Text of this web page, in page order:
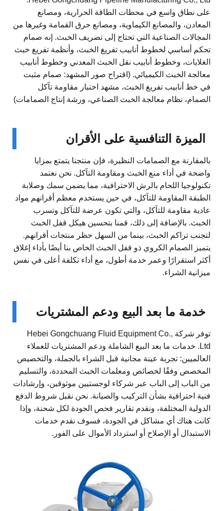
على نطاق واسع في محطات الطاقة الحرارية، ومصانع
المعادن، والمصانع الكيماوية، ومصانع حرق القمامة وغيرها من
المجالات الصناعية التي تحتاج إلى تصريف الخبث. إنه صمام
تحكم أساسي لخطوط أنابيب تفريغ الخبث، وأنظمة تفريغ خبث
الغلايات، وخطوط أنابيب نقل الخبث المعدني وخطوط أنابيب
معالجة الخبث الكيميائي. (اقتراح صور المشهد: صمام مثبت
في خط أنابيب تفريغ الخبث، مشهد اختبار مقاومة تآكل
الصمام، نظام معالجة الخبث الصناعي، ورشة إنتاج الصمامات)
الميزة التنافسية على الأقران
بالمقارنة مع الصمامات النظيرة، فإن منتجنا يتمتع بمزايا
واضحة في أداء منع الخبث ومقاومة التآكل. نحن نعتمد
تكنولوجيا اللحام بالرش الاحترافية، مما يضمن سمك وصلابة
الطبقة المقاومة للتآكل، في حين يستخدم معظم أقرانهم مواد
عادية مقاومة للتآكل، والتي تكون عرضة للتآكل وتسرب
الخبث. بالإضافة إلى ذلك، قمنا بتحسين هيكل قفل الخبث
لتجنب تراكم الخبث، بينما من السهل حظر منتجات أقرانهم.
يتميز الصمام الكروي ذو قفل الخبث الخاص بنا أيضًا بأداء إغلاق
أكثر استقرارًا وعمر خدمة أطول، مع أداء تكلفة أعلى في نفس
ميزانية الشراء.
خدمة ما بعد البيع ودعم المشتريات
توفر شركة Hebei Gongchuang Fluid Equipment Co.,
Ltd. خدمات ما بعد البيع الشاملة ودعم المشتريات للعملاء
العالميين: تجربة عينة مجانية قبل الشراء بالجملة، والتخصيص
المخصص وفقًا لخصائص ومعلمات الخبث المحددة، والتسليم
من الباب إلى الباب عبر شركاء لوجستيين موثوقين، وإرشادات
فنية احترافية بشأن التركيب والصيانة. نحن نقبل شروط الدفع
الدولية المختلفة، ونقدم تقارير فحص الجودة لكل شحنة، وإذا
كانت هناك أي مشاكل في الجودة، فسوف نقدم خدمات
الاستبدال أو الإصلاح أو استرداد الأموال على الفور.